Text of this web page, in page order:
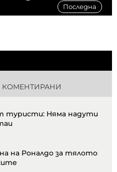
Последна
КОМЕНТИРАНИ
туристи: Няма надути
на Роналдо за тялото